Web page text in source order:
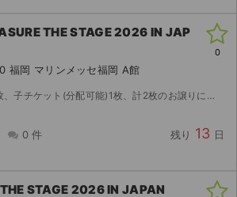
THE STAGE 2026 IN JAP
岡 マリンメッセ福岡 A館
ります。 入金確認後、前日の夜、ログイン情報をお伝えいたします。すり替え防止の為、子チケのみ入金後すぐに分配いたします。...
0 件 残り 13 日
0
STAGE 2026 IN JAPAN